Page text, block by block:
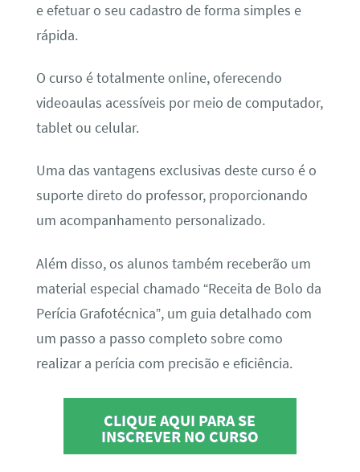
e efetuar o seu cadastro de forma simples e
rápida.
O curso é totalmente online, oferecendo
videoaulas acessíveis por meio de computador,
tablet ou celular.
Uma das vantagens exclusivas deste curso é o
suporte direto do professor, proporcionando
um acompanhamento personalizado.
Além disso, os alunos também receberão um
material especial chamado “Receita de Bolo da
Perícia Grafotécnica”, um guia detalhado com
um passo a passo completo sobre como
realizar a perícia com precisão e eficiência.
CLIQUE AQUI PARA SE
INSCREVER NO CURSO